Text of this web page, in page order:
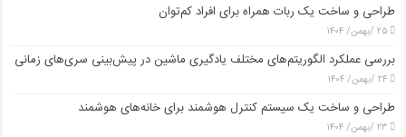
طراحی و ساخت یک ربات همراه برای افراد کم‌توان
۲۵ /بهمن/ ۱۴۰۴
بررسی عملکرد الگوریتم‌های مختلف یادگیری ماشین در پیش‌بینی سری‌های زمانی
۲۴ /بهمن/ ۱۴۰۴
طراحی و ساخت یک سیستم کنترل هوشمند برای خانه‌های هوشمند
۲۳ /بهمن/ ۱۴۰۴